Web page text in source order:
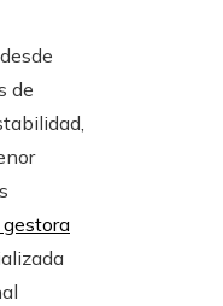
de
gestora